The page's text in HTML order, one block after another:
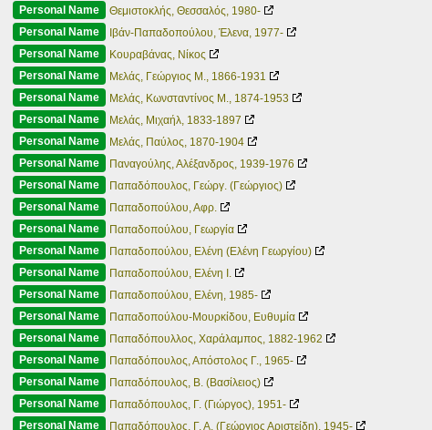
Personal Name
Θεμιστοκλής, Θεσσαλός, 1980-
Personal Name
Ιβάν-Παπαδοπούλου, Έλενα, 1977-
Personal Name
Κουραβάνας, Νίκος
Personal Name
Μελάς, Γεώργιος Μ., 1866-1931
Personal Name
Μελάς, Κωνσταντίνος Μ., 1874-1953
Personal Name
Μελάς, Μιχαήλ, 1833-1897
Personal Name
Μελάς, Παύλος, 1870-1904
Personal Name
Παναγούλης, Αλέξανδρος, 1939-1976
Personal Name
Παπαδόπουλος, Γεώργ. (Γεώργιος)
Personal Name
Παπαδοπούλου, Αφρ.
Personal Name
Παπαδοπούλου, Γεωργία
Personal Name
Παπαδοπούλου, Ελένη (Ελένη Γεωργίου)
Personal Name
Παπαδοπούλου, Ελένη Ι.
Personal Name
Παπαδοπούλου, Ελένη, 1985-
Personal Name
Παπαδοπούλου-Μουρκίδου, Ευθυμία
Personal Name
Παπαδόπουλλος, Χαράλαμπος, 1882-1962
Personal Name
Παπαδόπουλος, Απόστολος Γ., 1965-
Personal Name
Παπαδόπουλος, Β. (Βασίλειος)
Personal Name
Παπαδόπουλος, Γ. (Γιώργος), 1951-
Personal Name
Παπαδόπουλος, Γ. Α. (Γεώργιος Αριστείδη), 1945-